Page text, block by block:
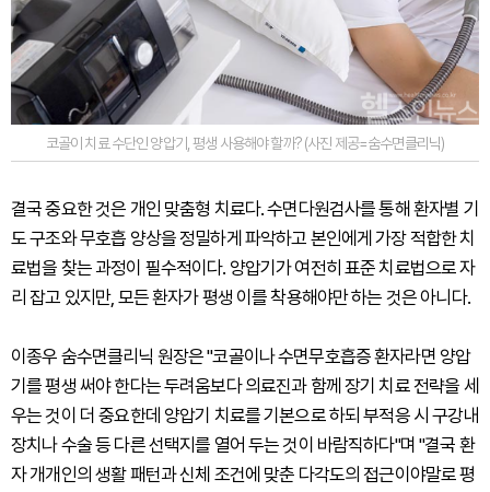
코골이 치료 수단인 양압기, 평생 사용해야 할까? (사진 제공=숨수면클리닉)
결국 중요한 것은 개인 맞춤형 치료다. 수면다원검사를 통해 환자별 기
도 구조와 무호흡 양상을 정밀하게 파악하고 본인에게 가장 적합한 치
료법을 찾는 과정이 필수적이다. 양압기가 여전히 표준 치료법으로 자
리 잡고 있지만, 모든 환자가 평생 이를 착용해야만 하는 것은 아니다.
이종우 숨수면클리닉 원장은 "코골이나 수면무호흡증 환자라면 양압
기를 평생 써야 한다는 두려움보다 의료진과 함께 장기 치료 전략을 세
우는 것이 더 중요한데 양압기 치료를 기본으로 하되 부적응 시 구강내
장치나 수술 등 다른 선택지를 열어 두는 것이 바람직하다"며 "결국 환
자 개개인의 생활 패턴과 신체 조건에 맞춘 다각도의 접근이야말로 평